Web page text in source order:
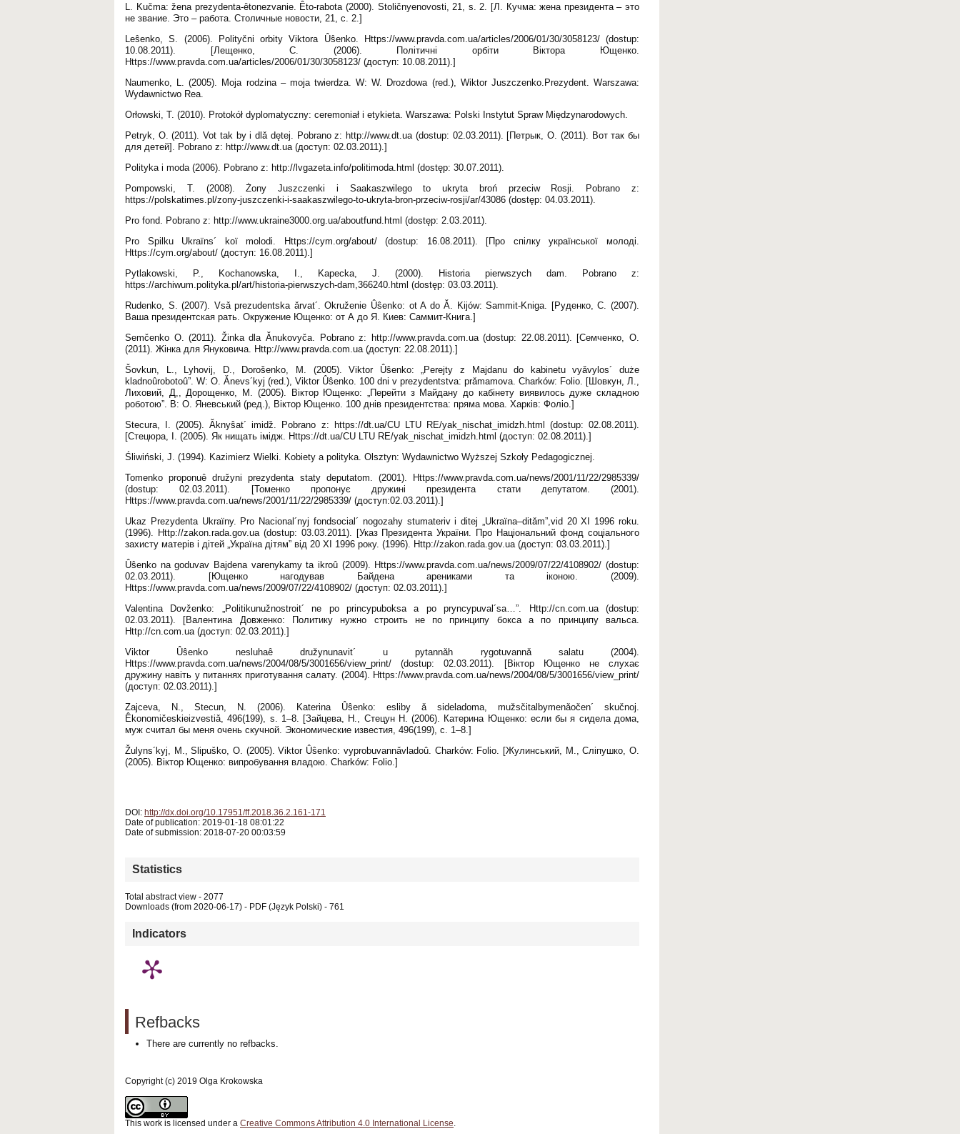
L. Kučma: žena prezydenta-ȇtonezvanie. Êto-rabota (2000). Stoličnyenovosti, 21, s. 2. [Л. Кучма: жена президента – это
не звание. Это – работа. Столичные новости, 21, c. 2.]
Leŝenko, S. (2006). Polityčni orbity Viktora Ûŝenko. Https://www.pravda.com.ua/articles/2006/01/30/3058123/ (dostup:
10.08.2011). [Лещенко, С. (2006). Політичні орбіти Віктора Ющенко.
Https://www.pravda.com.ua/articles/2006/01/30/3058123/ (доступ: 10.08.2011).]
Naumenko, L. (2005). Moja rodzina – moja twierdza. W: W. Drozdowa (red.), Wiktor Juszczenko.Prezydent. Warszawa:
Wydawnictwo Rea.
Orłowski, T. (2010). Protokół dyplomatyczny: ceremoniał i etykieta. Warszawa: Polski Instytut Spraw Międzynarodowych.
Petryk, O. (2011). Vot tak by i dlǎ dętej. Pobrano z: http://www.dt.ua (dostup: 02.03.2011). [Петрык, О. (2011). Вот так бы
для детей]. Pobrano z: http://www.dt.ua (доступ: 02.03.2011).]
Polityka i moda (2006). Pobrano z: http://lvgazeta.info/politimoda.html (dostęp: 30.07.2011).
Pompowski, T. (2008). Żony Juszczenki i Saakaszwilego to ukryta broń przeciw Rosji. Pobrano z:
https://polskatimes.pl/zony-juszczenki-i-saakaszwilego-to-ukryta-bron-przeciw-rosji/ar/43086 (dostęp: 04.03.2011).
Pro fond. Pobrano z: http://www.ukraine3000.org.ua/aboutfund.html (dostęp: 2.03.2011).
Pro Spilku Ukraïns´ koï molodi. Https://cym.org/about/ (dostup: 16.08.2011). [Про спілку української молоді.
Https://cym.org/about/ (доступ: 16.08.2011).]
Pytlakowski, P., Kochanowska, I., Kapecka, J. (2000). Historia pierwszych dam. Pobrano z:
https://archiwum.polityka.pl/art/historia-pierwszych-dam,366240.html (dostęp: 03.03.2011).
Rudenko, S. (2007). Vsǎ prezudentska ǎrvat´. Okruženie Ûŝenko: ot A do Ă. Kijów: Sammit-Kniga. [Руденко, С. (2007).
Ваша президентская рать. Окружение Ющенко: от А до Я. Киев: Саммит-Книга.]
Semčenko O. (2011). Žinka dla Ănukovyča. Pobrano z: http://www.pravda.com.ua (dostup: 22.08.2011). [Семченко, О.
(2011). Жінка для Януковича. Http://www.pravda.com.ua (доступ: 22.08.2011).]
Šovkun, L., Lyhovij, D., Dorošenko, M. (2005). Viktor Ûŝenko: „Perejty z Majdanu do kabinetu vyǎvylos´ duże
kladnoûrobotoû”. W: O. Ǎnevs´kyj (red.), Viktor Ûŝenko. 100 dni v prezydentstva: prǎmamova. Charków: Folio. [Шовкун, Л.,
Лиховий, Д,, Дорощенко, М. (2005). Віктор Ющенко: „Перейти з Майдану до кабінету виявилось дуже складною
роботою”. B: О. Яневський (ред.), Віктор Ющенко. 100 днів президентства: пряма мова. Харків: Фоліо.]
Stecura, I. (2005). Ăknyŝat´ imidž. Pobrano z: https://dt.ua/CU LTU RE/yak_nischat_imidzh.html (dostup: 02.08.2011).
[Стецюра, І. (2005). Як нищать імідж. Https://dt.ua/CU LTU RE/yak_nischat_imidzh.html (доступ: 02.08.2011).]
Śliwiński, J. (1994). Kazimierz Wielki. Kobiety a polityka. Olsztyn: Wydawnictwo Wyższej Szkoły Pedagogicznej.
Tomenko proponuȇ družyni prezydenta staty deputatom. (2001). Https://www.pravda.com.ua/news/2001/11/22/2985339/
(dostup: 02.03.2011). [Томенко пропонує дружині президента стати депутатом. (2001).
Https://www.pravda.com.ua/news/2001/11/22/2985339/ (доступ:02.03.2011).]
Ukaz Prezydenta Ukraïny. Pro Nacional´nyj fondsocial´ nogozahy stumateriv i ditej „Ukraïna–ditǎm”,vid 20 XI 1996 roku.
(1996). Http://zakon.rada.gov.ua (dostup: 03.03.2011). [Указ Президента України. Про Національний фонд соціального
захисту матерів і дітей „Україна дітям” від 20 XI 1996 року. (1996). Http://zakon.rada.gov.ua (доступ: 03.03.2011).]
Ûŝenko na goduvav Bajdena varenykamy ta ikroû (2009). Https://www.pravda.com.ua/news/2009/07/22/4108902/ (dostup:
02.03.2011). [Ющенко нагодував Байдена арениками та іконою. (2009).
Https://www.pravda.com.ua/news/2009/07/22/4108902/ (доступ: 02.03.2011).]
Valentina Dovženko: „Politikunužnostroit´ ne po princypuboksa a po pryncypuval´sa…”. Http://cn.com.ua (dostup:
02.03.2011). [Валентина Довженко: Политику нужно строить не по принципу бокса а по принципу вальса.
Http://cn.com.ua (доступ: 02.03.2011).]
Viktor Ûŝenko nesluhaȇ družynunavit´ u pytannǎh rygotuvannǎ salatu (2004).
Https://www.pravda.com.ua/news/2004/08/5/3001656/view_print/ (dostup: 02.03.2011). [Віктор Ющенко не слухає
дружину навіть у питаннях приготування салату. (2004). Https://www.pravda.com.ua/news/2004/08/5/3001656/view_print/
(доступ: 02.03.2011).]
Zajceva, N., Stecun, N. (2006). Katerina Ûŝenko: esliby ǎ sideladoma, mužsčitalbymenǎočen´ skučnoj.
Êkonomičeskieizvestiǎ, 496(199), s. 1–8. [Зайцева, Н., Стецун Н. (2006). Катерина Ющенко: если бы я сидела дома,
муж считал бы меня очень скучной. Экономические известия, 496(199), c. 1–8.]
Žulyns´kyj, M., Slipuško, O. (2005). Viktor Ûŝenko: vyprobuvannǎvladoû. Charków: Folio. [Жулинський, М., Сліпушко, О.
(2005). Віктор Ющенко: випробування владою. Charków: Folio.]
DOI: http://dx.doi.org/10.17951/ff.2018.36.2.161-171
Date of publication: 2019-01-18 08:01:22
Date of submission: 2018-07-20 00:03:59
Statistics
Total abstract view - 2077
Downloads (from 2020-06-17) - PDF (Język Polski) - 761
Indicators
Refbacks
There are currently no refbacks.
Copyright (c) 2019 Olga Krokowska
This work is licensed under a Creative Commons Attribution 4.0 International License